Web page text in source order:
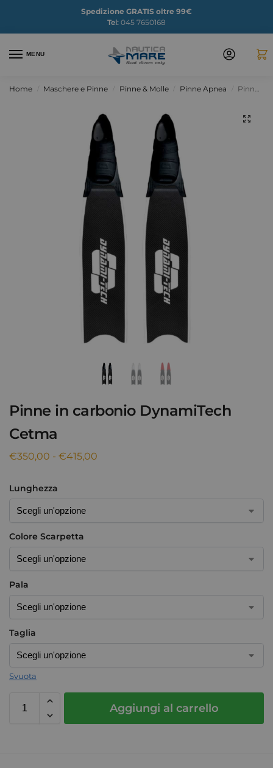
Spedizione GRATIS oltre 99€
Tel: 045 7650168
MENU
Home Maschere e Pinne Pinne & Molle Pinne Apnea Pinne in carbonio DynamiTech Cetma
Pinne in carbonio DynamiTech
Cetma
€350,00 - €415,00
Lunghezza
Colore Scarpetta
Pala
Taglia
Svuota
Aggiungi al carrello